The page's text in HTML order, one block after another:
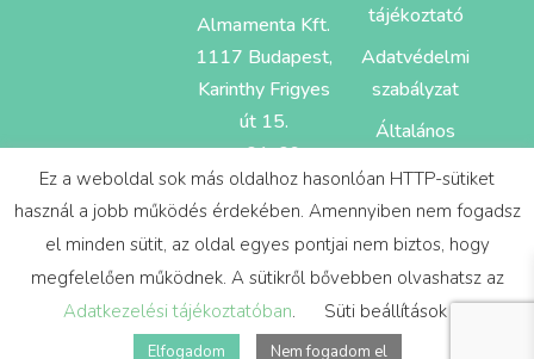
Almamenta Kft.
1117 Budapest,
Karinthy Frigyes
út 15.
cg: 01-09-
884055
tájékoztató
Adatvédelmi
szabályzat
Általános
Ez a weboldal sok más oldalhoz hasonlóan HTTP-sütiket
használ a jobb működés érdekében. Amennyiben nem fogadsz
el minden sütit, az oldal egyes pontjai nem biztos, hogy
megfelelően működnek. A sütikről bővebben olvashatsz az
Adatkezelési tájékoztatóban. Süti beállítások
Elfogadom Nem fogadom el